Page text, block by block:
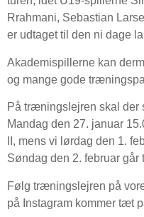
Rrahmani, Sebastian
er udtaget til den ni dage
Akademispillerne kan
og mange gode
På træningslejren skal der
Mandag den 27. januar
II, mens vi lørdag den 1.
Søndag den 2. februar går
Følg træningslejren på
på Instagram kommer tæt